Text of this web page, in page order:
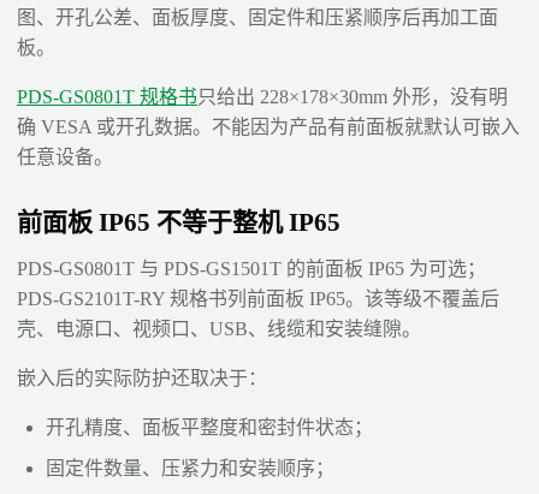
图、开孔公差、面板厚度、固定件和压紧顺序后再加工面
板。
PDS-GS0801T 规格书只给出 228×178×30mm 外形，没有明
确 VESA 或开孔数据。不能因为产品有前面板就默认可嵌入
任意设备。
前面板 IP65 不等于整机 IP65
PDS-GS0801T 与 PDS-GS1501T 的前面板 IP65 为可选；
PDS-GS2101T-RY 规格书列前面板 IP65。该等级不覆盖后
壳、电源口、视频口、USB、线缆和安装缝隙。
嵌入后的实际防护还取决于：
开孔精度、面板平整度和密封件状态；
固定件数量、压紧力和安装顺序；